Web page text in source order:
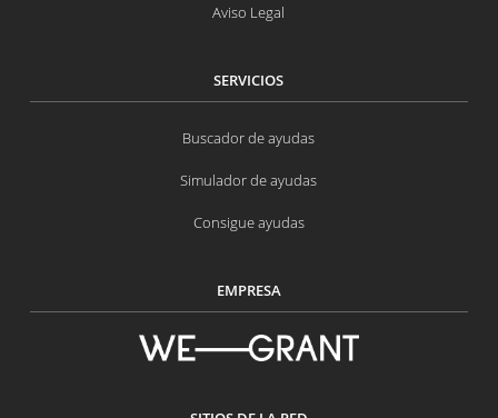
Aviso Legal
SERVICIOS
Buscador de ayudas
Simulador de ayudas
Consigue ayudas
EMPRESA